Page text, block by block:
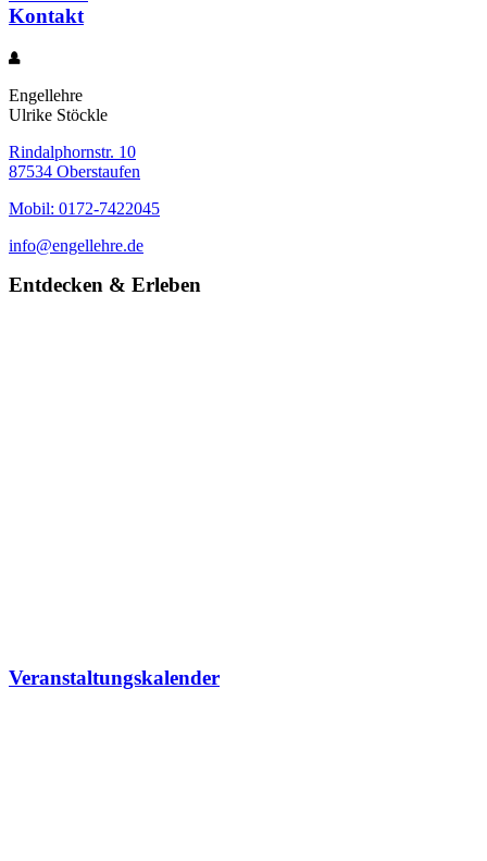
Kontakt
Engellehre
Ulrike Stöckle
Rindalphornstr. 10
87534 Oberstaufen
Mobil: 0172-7422045
info@engellehre.de
Entdecken & Erleben
Veranstaltungskalender